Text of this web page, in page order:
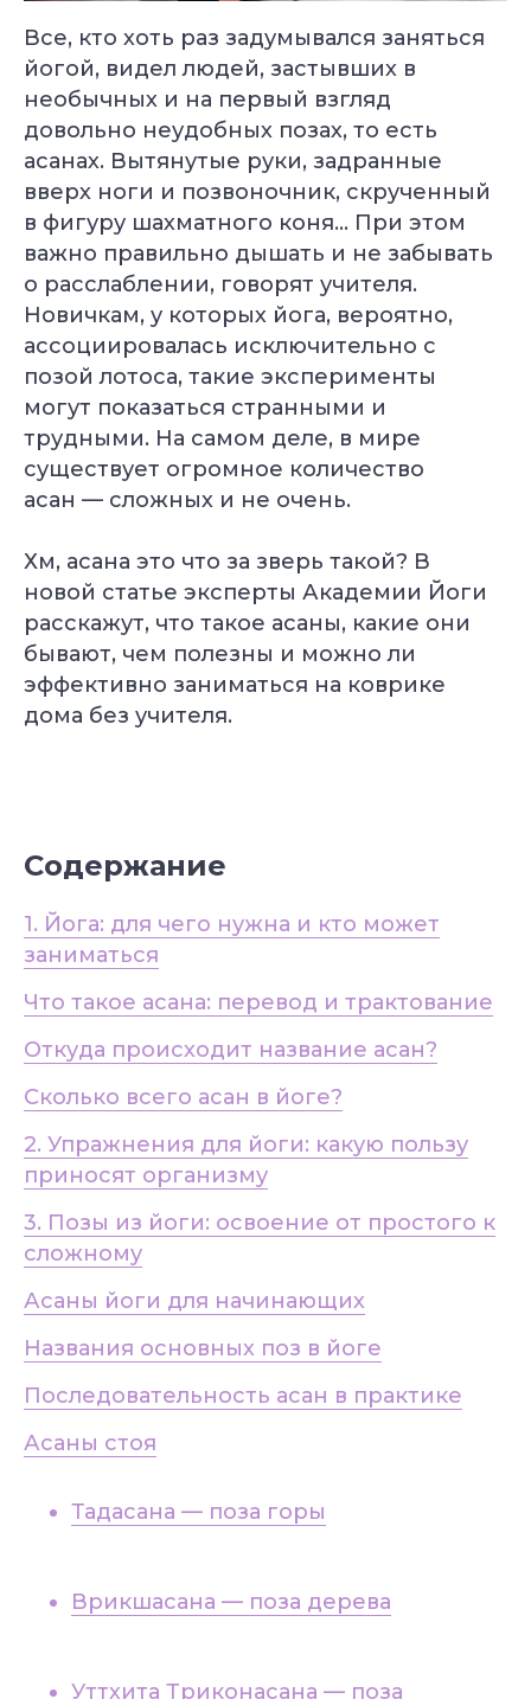
Все, кто хоть раз задумывался заняться
йогой, видел людей, застывших в
необычных и на первый взгляд
довольно неудобных позах, то есть
асанах. Вытянутые руки, задранные
вверх ноги и позвоночник, скрученный
в фигуру шахматного коня… При этом
важно правильно дышать и не забывать
о расслаблении, говорят учителя.
Новичкам, у которых йога, вероятно,
ассоциировалась исключительно с
позой лотоса, такие эксперименты
могут показаться странными и
трудными. На самом деле, в мире
существует огромное количество
асан — сложных и не очень.
Хм, асана это что за зверь такой? В
новой статье эксперты Академии Йоги
расскажут, что такое асаны, какие они
бывают, чем полезны и можно ли
эффективно заниматься на коврике
дома без учителя.
Содержание
1. Йога: для чего нужна и кто может
заниматься
Что такое асана: перевод и трактование
Откуда происходит название асан?
Сколько всего асан в йоге?
2. Упражнения для йоги: какую пользу
приносят организму
3. Позы из йоги: освоение от простого к
сложному
Асаны йоги для начинающих
Названия основных поз в йоге
Последовательность асан в практике
Асаны стоя
Тадасана — поза горы
Врикшасана — поза дерева
Уттхита Триконасана — поза